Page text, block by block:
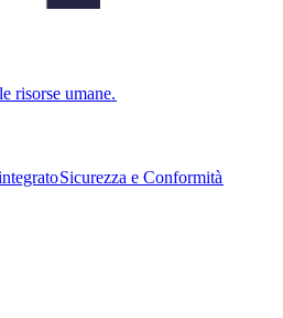
risorse umane.​​
Sicurezza e Conformità​​